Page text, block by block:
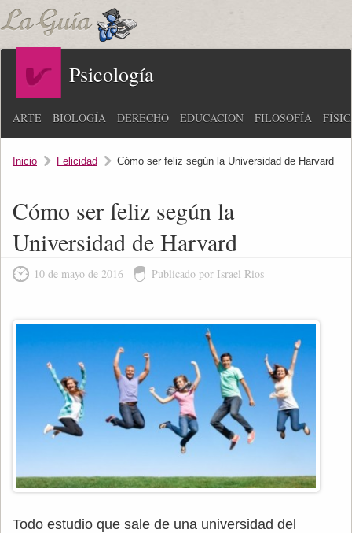
Psicología
ARTE BIOLOGÍA DERECHO EDUCACIÓN FILOSOFÍA
Inicio Felicidad Cómo ser feliz según la Universidad de Harvard
Cómo ser feliz según la
Universidad de Harvard
10 de mayo de 2016 Publicado por Israel Rios
Todo estudio que sale de una universidad del